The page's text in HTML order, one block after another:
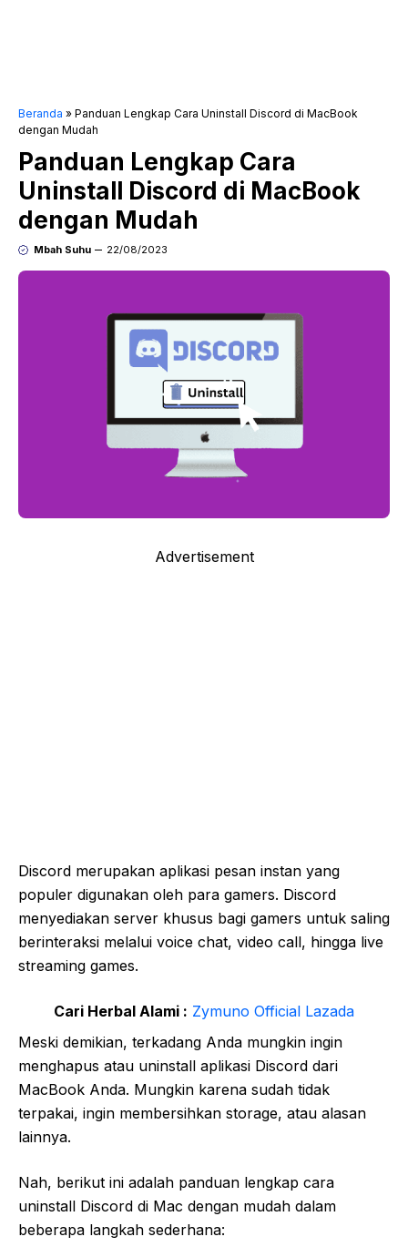
Beranda » Panduan Lengkap Cara Uninstall Discord di MacBook
dengan Mudah
Panduan Lengkap Cara
Uninstall Discord di MacBook
dengan Mudah
Mbah Suhu 22/08/2023
Advertisement
Discord merupakan aplikasi pesan instan yang
populer digunakan oleh para gamers. Discord
menyediakan server khusus bagi gamers untuk saling
berinteraksi melalui voice chat, video call, hingga live
streaming games.
Cari Herbal Alami : Zymuno Official Lazada
Meski demikian, terkadang Anda mungkin ingin
menghapus atau uninstall aplikasi Discord dari
MacBook Anda. Mungkin karena sudah tidak
terpakai, ingin membersihkan storage, atau alasan
lainnya.
Nah, berikut ini adalah panduan lengkap cara
uninstall Discord di Mac dengan mudah dalam
beberapa langkah sederhana: